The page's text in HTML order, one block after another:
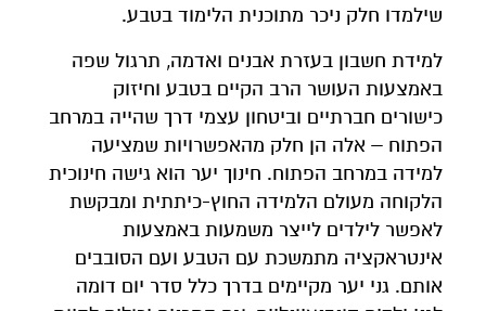
שילמדו חלק ניכר מתוכנית הלימוד בטבע.
למידת חשבון בעזרת אבנים ואדמה, תרגול שפה
באמצעות העושר הרב הקיים בטבע וחיזוק
כישורים חברתיים וביטחון עצמי דרך שהייה במרחב
הפתוח – אלה הן חלק מהאפשרויות שמציעה
למידה במרחב הפתוח. חינוך יער הוא גישה חינוכית
הלקוחה מעולם הלמידה החוץ-כיתתית ומבקשת
לאפשר לילדים לייצר משמעות באמצעות
אינטראקציה מתמשכת עם הטבע ועם הסובבים
אותם. גני יער מקיימים בדרך כלל סדר יום דומה